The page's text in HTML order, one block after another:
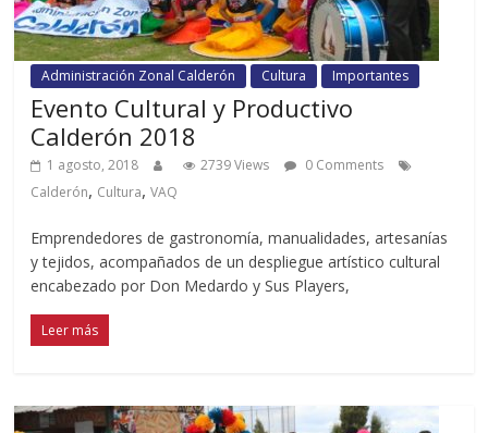
Administración Zonal Calderón Cultura Importantes
Evento Cultural y Productivo
Calderón 2018
1 agosto, 2018 2739 Views
0 Comments
Calderón, Cultura,VAQ
Emprendedores de gastronomía, manualidades, artesanías
y tejidos, acompañados de un despliegue artístico cultural
encabezado por Don Medardo y Sus Players,
Leer más